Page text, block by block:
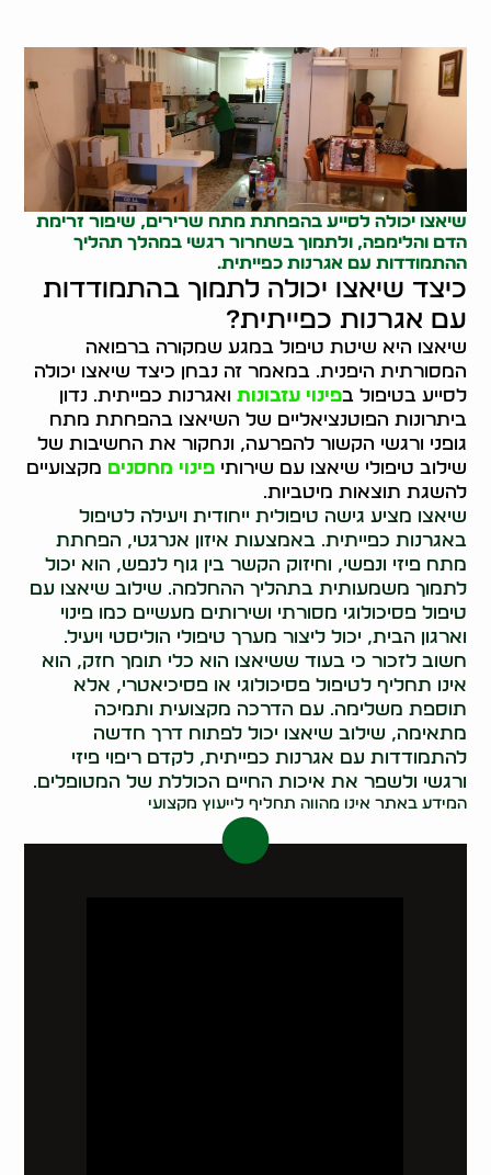
שיאצו יכולה לסייע בהפחתת מתח שרירים, שיפור זרימת
הדם והלימפה, ולתמוך בשחרור רגשי במהלך תהליך
ההתמודדות עם אגרנות כפייתית.
כיצד שיאצו יכולה לתמוך בהתמודדות
עם אגרנות כפייתית?
שיאצו היא שיטת טיפול במגע שמקורה ברפואה
המסורתית היפנית. במאמר זה נבחן כיצד שיאצו יכולה
לסייע בטיפול בפינוי עזבונות ואגרנות כפייתית. נדון
ביתרונות הפוטנציאליים של השיאצו בהפחתת מתח
גופני ורגשי הקשור להפרעה, ונחקור את החשיבות של
שילוב טיפולי שיאצו עם שירותיפינוי מחסנים מקצועיים
להשגת תוצאות מיטביות.
שיאצו מציע גישה טיפולית ייחודית ויעילה לטיפול
באגרנות כפייתית. באמצעות איזון אנרגטי, הפחתת
מתח פיזי ונפשי, וחיזוק הקשר בין גוף לנפש, הוא יכול
לתמוך משמעותית בתהליך ההחלמה. שילוב שיאצו עם
טיפול פסיכולוגי מסורתי ושירותים מעשיים כמו פינוי
וארגון הבית, יכול ליצור מערך טיפולי הוליסטי ויעיל.
חשוב לזכור כי בעוד ששיאצו הוא כלי תומך חזק, הוא
אינו תחליף לטיפול פסיכולוגי או פסיכיאטרי, אלא
תוספת משלימה. עם הדרכה מקצועית ותמיכה
מתאימה, שילוב שיאצו יכול לפתוח דרך חדשה
להתמודדות עם אגרנות כפייתית, לקדם ריפוי פיזי
ורגשי ולשפר את איכות החיים הכוללת של המטופלים.
המידע באתר אינו מהווה תחליף לייעוץ מקצועי